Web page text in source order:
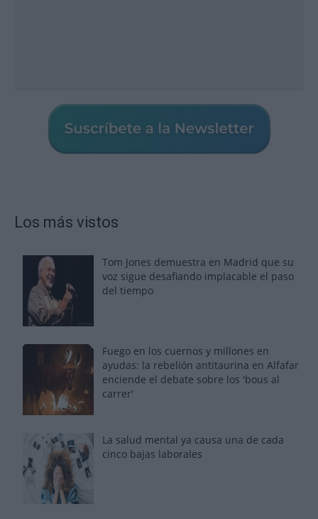
Los más vistos
Tom Jones demuestra en Madrid que su
voz sigue desafiando implacable el paso
del tiempo
Fuego en los cuernos y millones en
ayudas: la rebelión antitaurina en Alfafar
enciende el debate sobre los 'bous al
carrer'
La salud mental ya causa una de cada
cinco bajas laborales